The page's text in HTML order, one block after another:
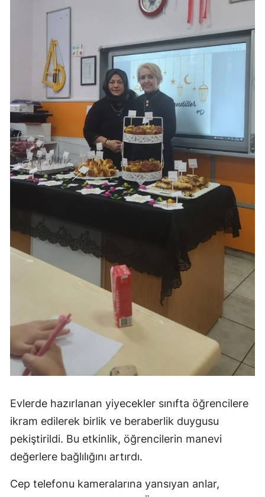
Evlerde hazırlanan yiyecekler sınıfta öğrencilere
ikram edilerek birlik ve beraberlik duygusu
pekiştirildi. Bu etkinlik, öğrencilerin manevi
değerlere bağlılığını artırdı.
Cep telefonu kameralarına yansıyan anlar,